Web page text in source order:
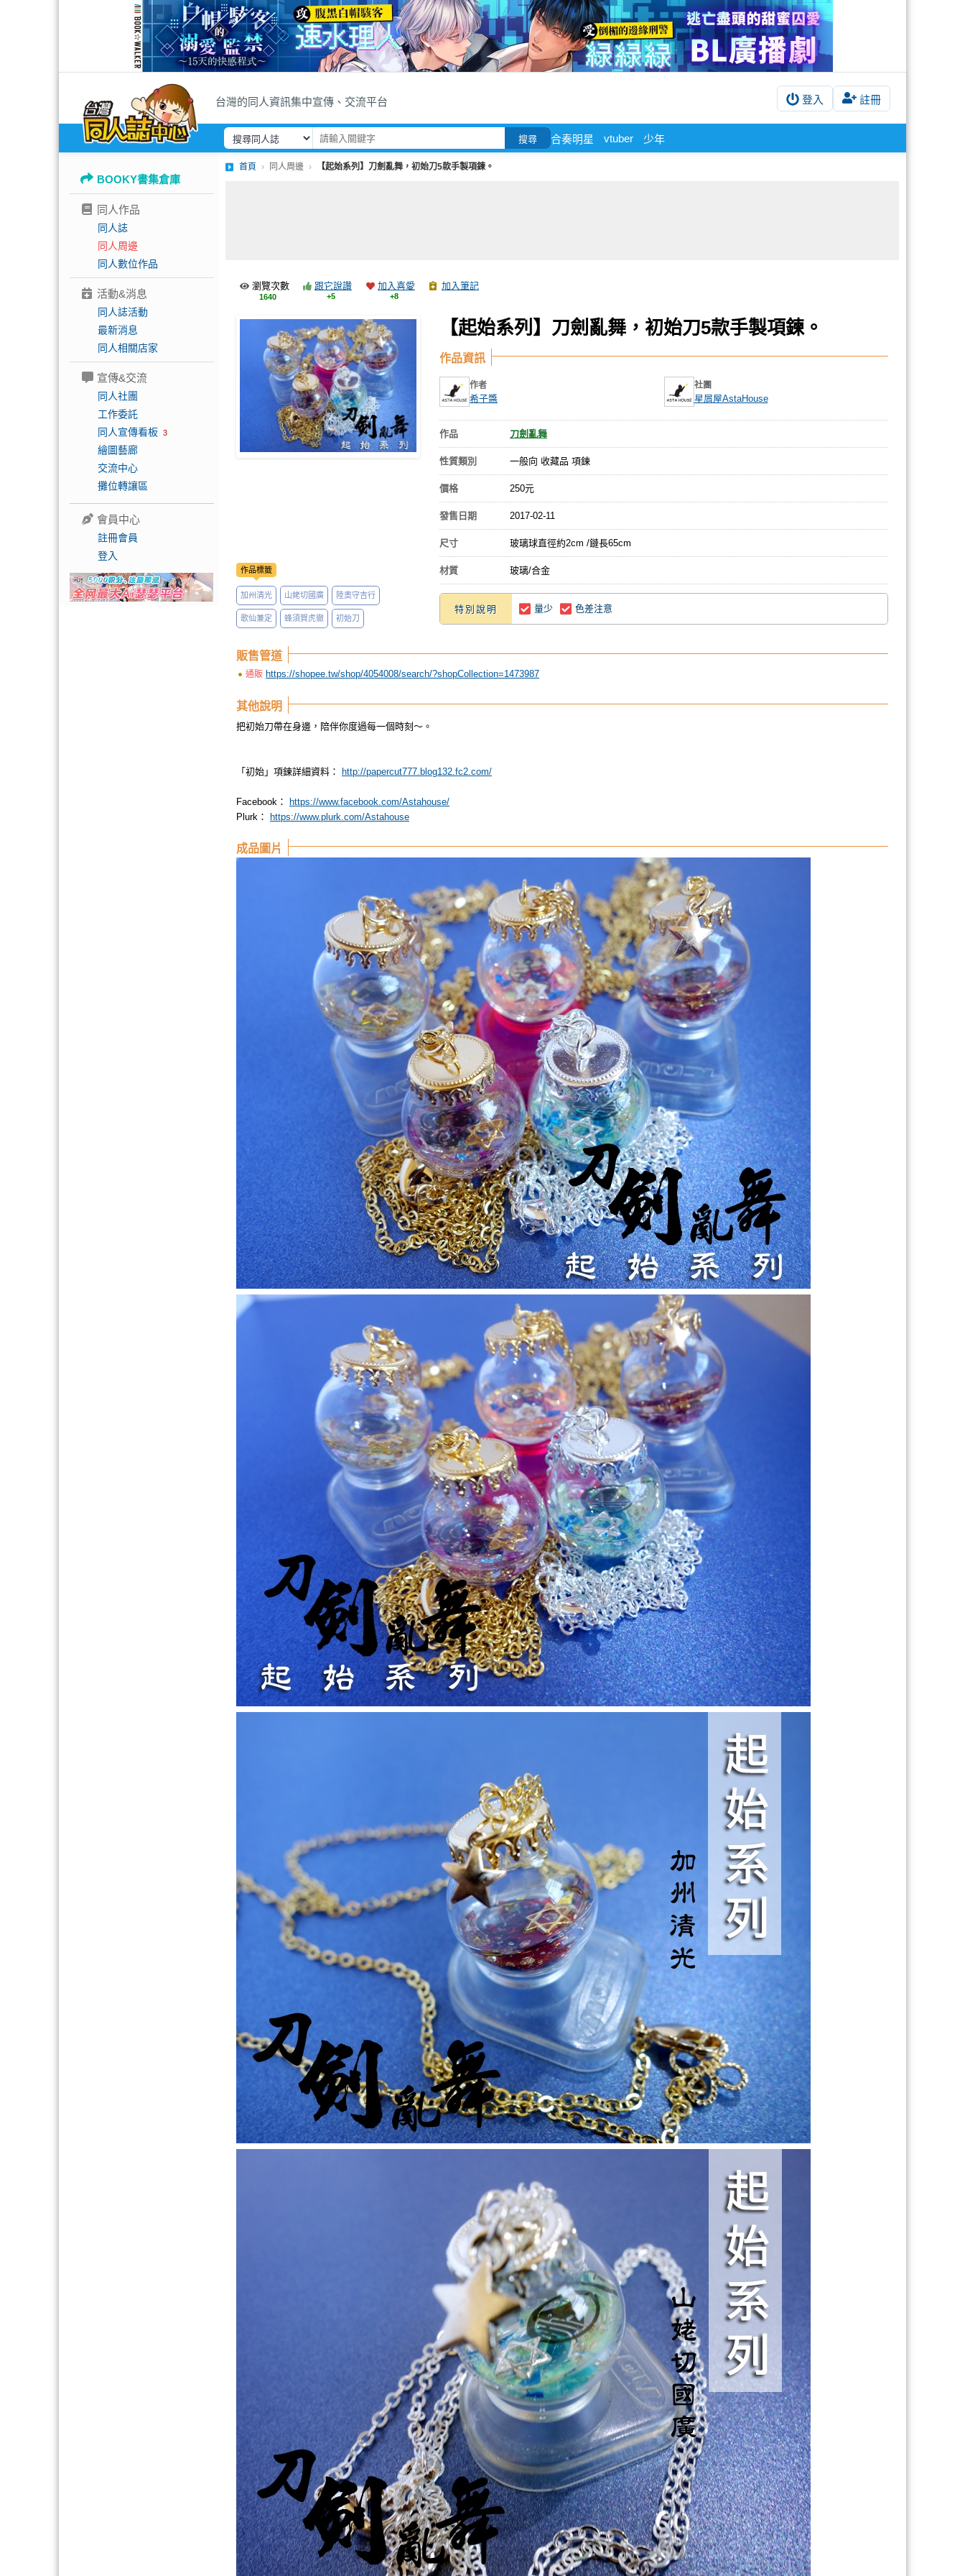
台灣的同人資訊集中宣傳、交流平台 登入 註冊
搜尋 合奏明星 vtuber 少年
BOOKY書集倉庫
同人作品
同人誌
同人周邊
同人數位作品
活動&消息
同人誌活動
最新消息
同人相關店家
宣傳&交流
同人社團
工作委託
同人宣傳看板 3
繪圖藝廊
交流中心
攤位轉讓區
會員中心
註冊會員
登入
首頁 同人周邊 【起始系列】刀劍亂舞，初始刀5款手製項鍊。
瀏覽次數
1640
跟它說讚
+5
加入喜愛
+8
加入筆記
【起始系列】刀劍亂舞，初始刀5款手製項鍊。
作品標籤
加州清光 山姥切國廣 陸奧守吉行
歌仙兼定 蜂須賀虎徹 初始刀
作品資訊
作者
希子醬
社團
星屑屋AstaHouse
作品 刀劍亂舞
性質類別 一般向 收藏品 項鍊
價格 250元
發售日期 2017-02-11
尺寸 玻璃球直徑約2cm /鏈長65cm
材質 玻璃/合金
特別說明 量少 色差注意
販售管道
通販 https://shopee.tw/shop/4054008/search/?shopCollection=1473987
其他說明
把初始刀帶在身邊，陪伴你度過每一個時刻～。
「初始」項鍊詳細資料： http://papercut777.blog132.fc2.com/
Facebook：
https://www.facebook.com/Astahouse/
Plurk：
https://www.plurk.com/Astahouse
成品圖片